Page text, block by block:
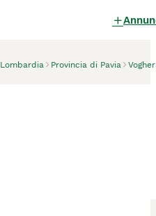
Lombardia Provincia di Pavia